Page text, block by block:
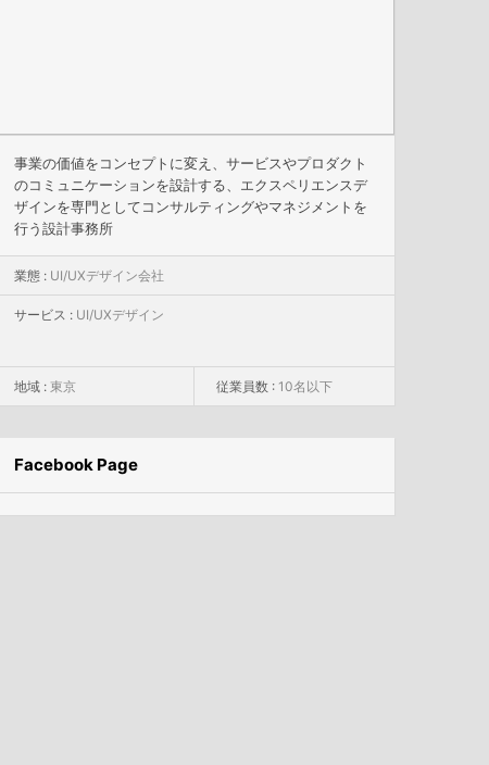
事業の価値をコンセプトに変え、サービスやプロダクト
のコミュニケーションを設計する、エクスペリエンスデ
ザインを専門としてコンサルティングやマネジメントを
行う設計事務所
業態 : UI/UXデザイン会社
サービス : UI/UXデザイン
地域 : 東京 従業員数 : 10名以下
Facebook Page